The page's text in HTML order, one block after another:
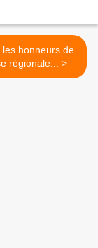
les honneurs de
la presse régionale... >